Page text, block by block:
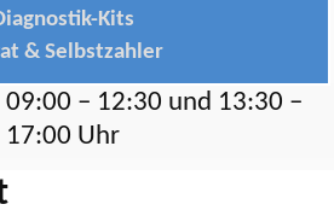
Kits
& Selbstzahler
– 12:30 und 13:30 –
17:00 Uhr